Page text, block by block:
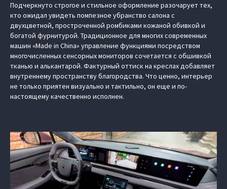
Подчеркнуто строгое и стильное оформление разочарует тех,
кто ожидал увидеть помпезное убранство салона с
двухцветной, простроченной ромбиками кожаной обивкой и
богатой фурнитурой. Традиционное для многих современных
машин «Made in China» управление функциями посредством
многочисленных сенсорных мониторов сочетается с обшивкой
тканью и алькантарой. Фактурный оттиск на креслах добавляет
внутреннему пространству благородства. Что ценно, интерьер
не только приятен визуально и тактильно, он еще и по-
настоящему качественно исполнен.